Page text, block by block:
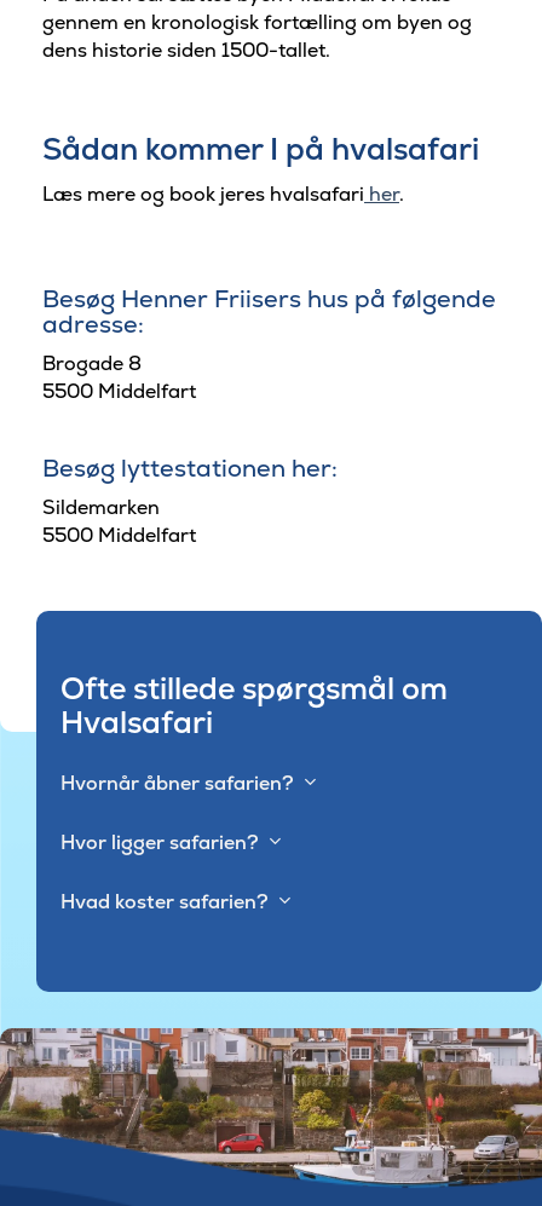
gennem en kronologisk fortælling om byen og
dens historie siden 1500-tallet.
Sådan kommer I på hvalsafari
Læs mere og book jeres hvalsafari her.
Besøg Henner Friisers hus på følgende
adresse:
Brogade 8
5500 Middelfart
Besøg lyttestationen her:
Sildemarken
5500 Middelfart
Ofte stillede spørgsmål om
Hvalsafari
Hvornår åbner safarien?
Hvor ligger safarien?
Hvad koster safarien?